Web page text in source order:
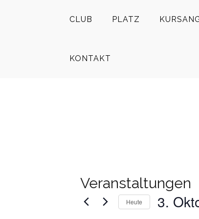
CLUB PLATZ
KONTAKT
Veranstaltungen
Heute 3.